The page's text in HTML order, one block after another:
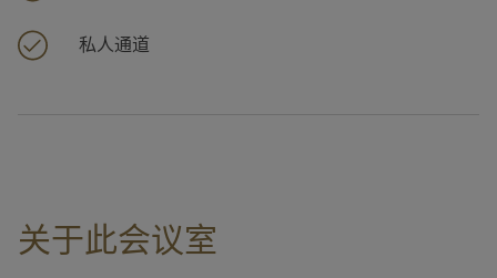
私人通道
关于此会议室